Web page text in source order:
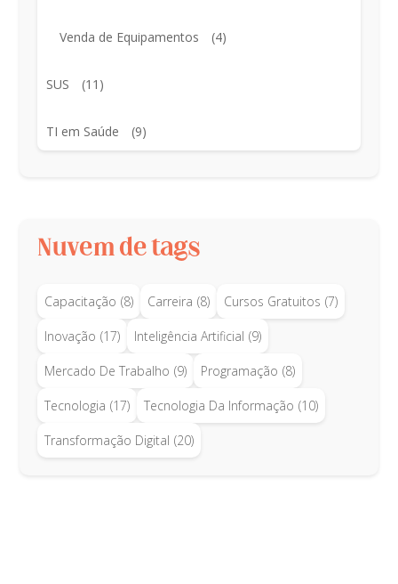
Venda de Equipamentos (4)
SUS (11)
TI em Saúde (9)
Nuvem de tags
Capacitação (8) Carreira (8) Cursos Gratuitos (7)
Inovação (17) Inteligência Artificial (9)
Mercado De Trabalho (9) Programação (8)
Tecnologia (17) Tecnologia Da Informação (10)
Transformação Digital (20)